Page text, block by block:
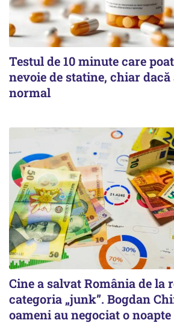
Testul de 10 minute care
nevoie de statine, chiar
normal
Cine a salvat România de la
categoria „junk”. Bogdan
oameni au negociat o noapte